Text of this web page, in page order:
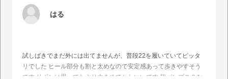
はる
試しばきでまだ外には出てませんが、普段22を履いていてピッタ
リでした ヒール部分も割と太めなので安定感あって歩きやすそう
です リボンは思ってたより大きめでかわいいです 初パンプス？な